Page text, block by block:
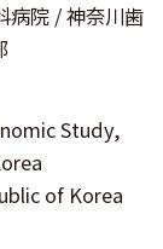
病院 / 神奈川歯
Study,
of Korea